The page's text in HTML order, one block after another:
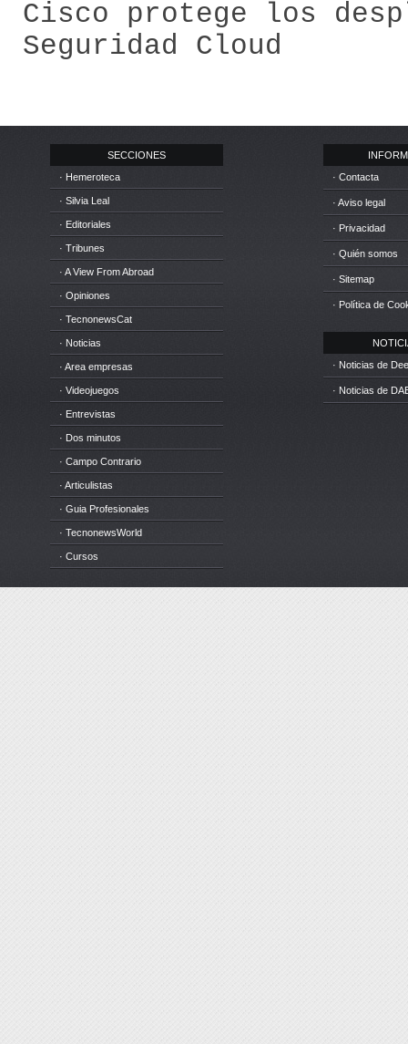
Cisco protege los
Seguridad Cloud
SECCIONES
· Hemeroteca
· Silvia Leal
· Editoriales
· Tribunes
· A View From Abroad
· Opiniones
· TecnonewsCat
· Noticias
· Area empresas
· Videojuegos
· Entrevistas
· Dos minutos
· Campo Contrario
· Articulistas
· Guia Profesionales
· TecnonewsWorld
· Cursos
· Contacta
· Aviso legal
· Privacidad
· Quién somos
· Sitemap
· Política de
· Noticias de
· Noticias de